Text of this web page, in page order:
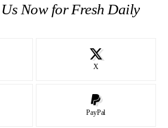
Now for Fresh Daily
X
PayPal